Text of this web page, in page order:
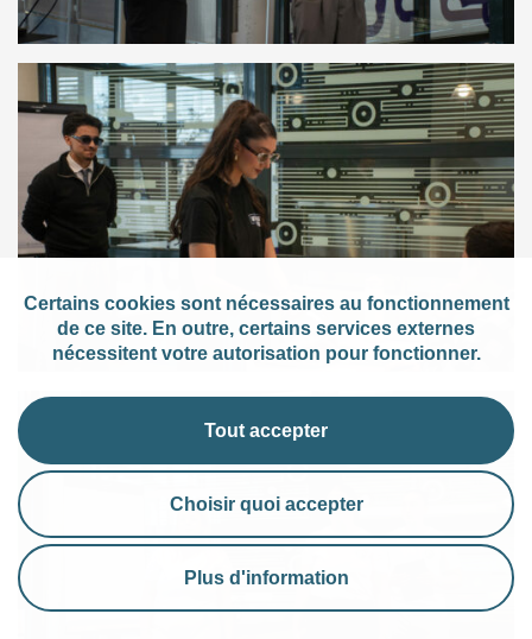
Certains cookies sont nécessaires au fonctionnement
de ce site. En outre, certains services externes
nécessitent votre autorisation pour fonctionner.
Tout accepter
Choisir quoi accepter
Plus d'information